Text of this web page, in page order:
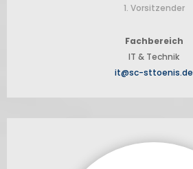
1. Vorsitzender
Fachbereich
IT & Technik
it@sc-sttoenis.de